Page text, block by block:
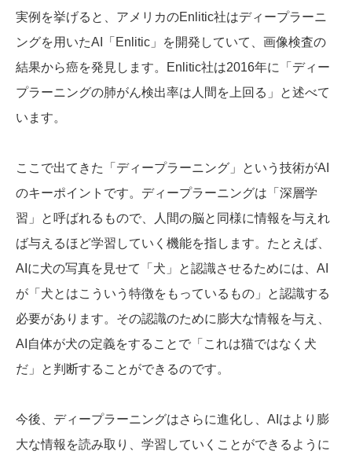
実例を挙げると、アメリカのEnlitic社はディープラーニ
ングを用いたAI「Enlitic」を開発していて、画像検査の
結果から癌を発見します。Enlitic社は2016年に「ディー
プラーニングの肺がん検出率は人間を上回る」と述べて
います。
ここで出てきた「ディープラーニング」という技術がAI
のキーポイントです。ディープラーニングは「深層学
習」と呼ばれるもので、人間の脳と同様に情報を与えれ
ば与えるほど学習していく機能を指します。たとえば、
AIに犬の写真を見せて「犬」と認識させるためには、AI
が「犬とはこういう特徴をもっているもの」と認識する
必要があります。その認識のために膨大な情報を与え、
AI自体が犬の定義をすることで「これは猫ではなく犬
だ」と判断することができるのです。
今後、ディープラーニングはさらに進化し、AIはより膨
大な情報を読み取り、学習していくことができるように